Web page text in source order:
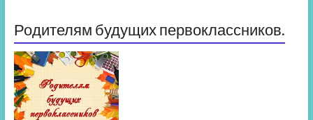
Родителям будущих первоклассников.